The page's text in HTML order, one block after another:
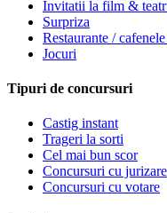
Invitatii la film &
Surpriza
Restaurante /
Jocuri
Tipuri de concursuri
Castig instant
Trageri la sorti
Cel mai bun scor
Concursuri cu jurizare
Concursuri cu votare